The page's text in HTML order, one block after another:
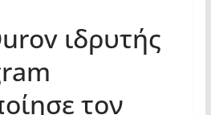
ιδρυτής
τον